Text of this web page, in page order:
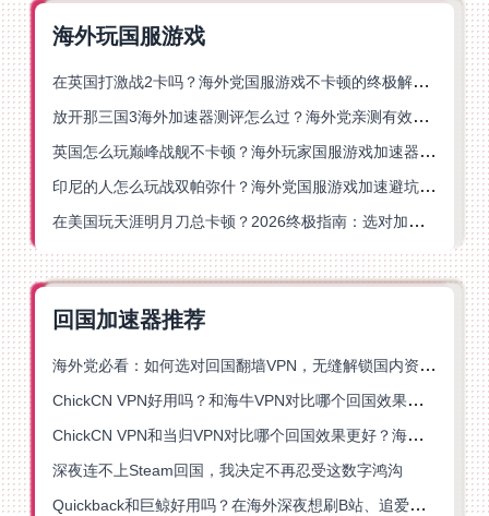
海外玩国服游戏
在英国打激战2卡吗？海外党国服游戏不卡顿的终极解决方案
放开那三国3海外加速器测评怎么过？海外党亲测有效的国服游戏加速指南
英国怎么玩巅峰战舰不卡顿？海外玩家国服游戏加速器终极指南
印尼的人怎么玩战双帕弥什？海外党国服游戏加速避坑指南
在美国玩天涯明月刀总卡顿？2026终极指南：选对加速器让你丝滑连招
回国加速器推荐
海外党必看：如何选对回国翻墙VPN，无缝解锁国内资源？
ChickCN VPN好用吗？和海牛VPN对比哪个回国效果更好？
ChickCN VPN和当归VPN对比哪个回国效果更好？海外党亲测后选了它
深夜连不上Steam回国，我决定不再忍受这数字鸿沟
Quickback和巨鲸好用吗？在海外深夜想刷B站、追爱奇艺的你，或许正需要这份答案